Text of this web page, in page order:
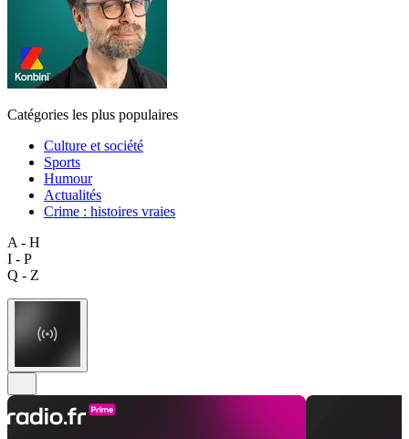
Catégories les plus populaires
Culture et société
Sports
Humour
Actualités
Crime : histoires vraies
A - H
I - P
Q - Z